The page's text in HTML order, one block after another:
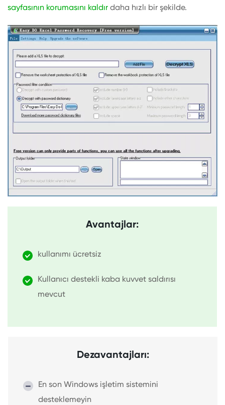
sayfasının korumasını kaldır daha hızlı bir şekilde.
Avantajlar:
kullanımı ücretsiz
Kullanıcı destekli kaba kuvvet saldırısı
mevcut
Dezavantajları:
En son Windows işletim sistemini
desteklemeyin